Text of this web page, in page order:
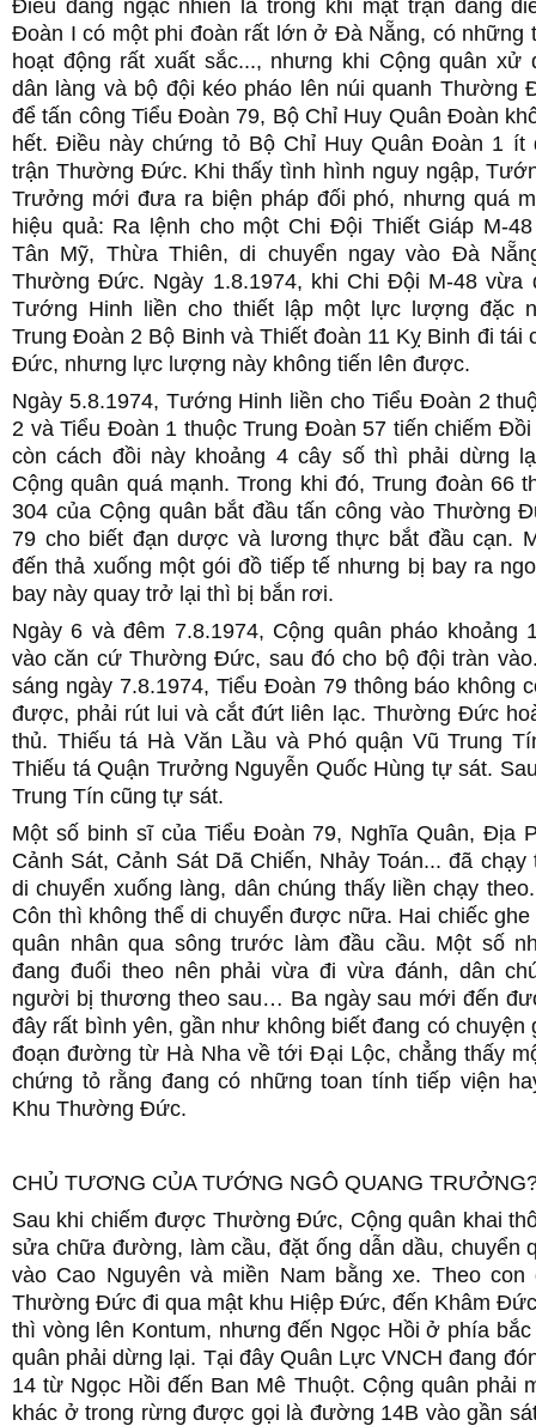
Điều đáng ngạc nhiên là trong khi mặt trận đang
Đoàn I có một phi đoàn rất lớn ở Đà Nẵng, có những
hoạt động rất xuất sắc..., nhưng khi Cộng quân xử
dân làng và bộ đội kéo pháo lên núi quanh Thường
để tấn công Tiểu Đoàn 79, Bộ Chỉ Huy Quân Đoàn
hết. Điều này chứng tỏ Bộ Chỉ Huy Quân Đoàn 1 ít
trận Thường Đức. Khi thấy tình hình nguy ngập,
Trưởng mới đưa ra biện pháp đối phó, nhưng quá
hiệu quả: Ra lệnh cho một Chi Đội Thiết Giáp M-
Tân Mỹ, Thừa Thiên, di chuyển ngay vào Đà
Thường Đức. Ngày 1.8.1974, khi Chi Đội M-48 vừa
Tướng Hinh liền cho thiết lập một lực lượng đặc
Trung Đoàn 2 Bộ Binh và Thiết đoàn 11 Kỵ Binh đi tái
Đức, nhưng lực lượng này không tiến lên được.
Ngày 5.8.1974, Tướng Hinh liền cho Tiểu Đoàn 2
2 và Tiểu Đoàn 1 thuộc Trung Đoàn 57 tiến chiếm
còn cách đồi này khoảng 4 cây số thì phải dừng
Cộng quân quá mạnh. Trong khi đó, Trung đoàn 66
304 của Cộng quân bắt đầu tấn công vào Thường
79 cho biết đạn dược và lương thực bắt đầu cạn.
đến thả xuống một gói đồ tiếp tế nhưng bị bay ra
bay này quay trở lại thì bị bắn rơi.
Ngày 6 và đêm 7.8.1974, Cộng quân pháo khoảng
vào căn cứ Thường Đức, sau đó cho bộ đội tràn
sáng ngày 7.8.1974, Tiểu Đoàn 79 thông báo không
được, phải rút lui và cắt đứt liên lạc. Thường Đức
thủ. Thiếu tá Hà Văn Lầu và Phó quận Vũ Trung
Thiếu tá Quận Trưởng Nguyễn Quốc Hùng tự sát.
Trung Tín cũng tự sát.
Một số binh sĩ của Tiểu Đoàn 79, Nghĩa Quân, Địa
Cảnh Sát, Cảnh Sát Dã Chiến, Nhảy Toán... đã
di chuyển xuống làng, dân chúng thấy liền chạy
Côn thì không thể di chuyển được nữa. Hai chiếc
quân nhân qua sông trước làm đầu cầu. Một số
đang đuổi theo nên phải vừa đi vừa đánh, dân
người bị thương theo sau… Ba ngày sau mới đến
đây rất bình yên, gần như không biết đang có chuyện
đoạn đường từ Hà Nha về tới Đại Lộc, chẳng thấy
chứng tỏ rằng đang có những toan tính tiếp viện
Khu Thường Đức.
CHỦ TƯƠNG CỦA TƯỚNG NGÔ QUANG
Sau khi chiếm được Thường Đức, Cộng quân khai
sửa chữa đường, làm cầu, đặt ống dẫn dầu, chuyển
vào Cao Nguyên và miền Nam bằng xe. Theo
Thường Đức đi qua mật khu Hiệp Đức, đến Khâm
thì vòng lên Kontum, nhưng đến Ngọc Hồi ở phía bắc
quân phải dừng lại. Tại đây Quân Lực VNCH đang
14 từ Ngọc Hồi đến Ban Mê Thuột. Cộng quân phải
khác ở trong rừng được gọi là đường 14B vào gần